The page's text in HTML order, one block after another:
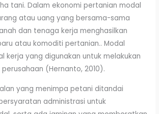
tani. Dalam ekonomi pertanian modal
atau uang yang bersama-sama
dan tenaga kerja menghasilkan
atau komoditi pertanian.. Modal
kerja yang digunakan untuk melakukan
(Hernanto, 2010).
yang menimpa petani ditandai
administrasi untuk